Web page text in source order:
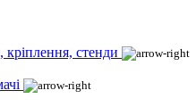
кріплення, стенди